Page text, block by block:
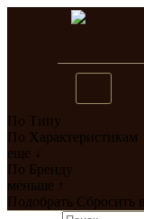
Вы
По Типу
По Характеристикам
еще ↓
По Бренду
меньше ↑
Подобрать Сбросить